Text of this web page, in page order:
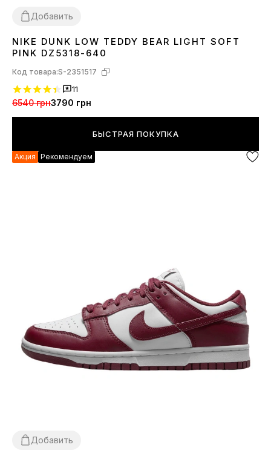
Добавить
3637 383940 41
NIKE DUNK LOW TEDDY BEAR LIGHT SOFT
PINK DZ5318-640
Код товара:S-2351517
11
6540 грн3790 грн
БЫСТРАЯ ПОКУПКА
Акция Рекомендуем
Добавить